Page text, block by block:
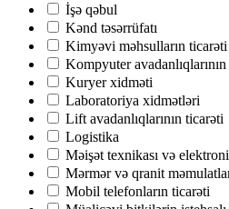
İşə qəbul
Kənd təsərrüfatı
Kimyəvi məhsulların ticarəti
Kompyuter
Kuryer xidməti
Laboratoriya xidmətləri
Lift avadanlıqlarının ticarəti
Logistika
Məişət texnikası və
Mərmər və qranit
Mobil telefonların ticarəti